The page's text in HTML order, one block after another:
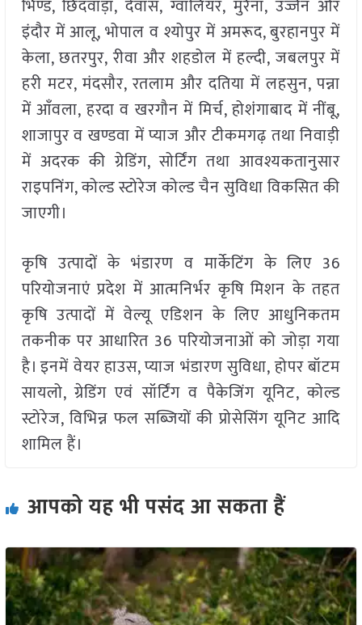
भिण्ड, छिंदवाड़ा, देवास, ग्वालियर, मुरैना, उज्जैन और
इंदौर में आलू, भोपाल व श्योपुर में अमरूद, बुरहानपुर में
केला, छतरपुर, रीवा और शहडोल में हल्दी, जबलपुर में
हरी मटर, मंदसौर, रतलाम और दतिया में लहसुन, पन्ना
में आँवला, हरदा व खरगौन में मिर्च, होशंगाबाद में नींबू,
शाजापुर व खण्डवा में प्याज और टीकमगढ़ तथा निवाड़ी
में अदरक की ग्रेडिंग, सोर्टिंग तथा आवश्यकतानुसार
राइपनिंग, कोल्ड स्टोरेज कोल्ड चैन सुविधा विकसित की
जाएगी।
कृषि उत्पादों के भंडारण व मार्केटिंग के लिए 36
परियोजनाएं प्रदेश में आत्मनिर्भर कृषि मिशन के तहत
कृषि उत्पादों में वेल्यू एडिशन के लिए आधुनिकतम
तकनीक पर आधारित 36 परियोजनाओं को जोड़ा गया
है। इनमें वेयर हाउस, प्याज भंडारण सुविधा, होपर बॉटम
सायलो, ग्रेडिंग एवं सॉर्टिंग व पैकेजिंग यूनिट, कोल्ड
स्टोरेज, विभिन्न फल सब्ज़ियों की प्रोसेसिंग यूनिट आदि
शामिल हैं।
आपको यह भी पसंद आ सकता हैं